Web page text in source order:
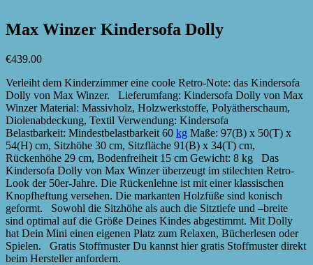
Max Winzer Kindersofa Dolly
€439.00
Verleiht dem Kinderzimmer eine coole Retro-Note: das Kindersofa
Dolly von Max Winzer. Lieferumfang: Kindersofa Dolly von Max
Winzer Material: Massivholz, Holzwerkstoffe, Polyätherschaum,
Diolenabdeckung, Textil Verwendung: Kindersofa
Belastbarkeit: Mindestbelastbarkeit 60 kg Maße: 97(B) x 50(T) x
54(H) cm, Sitzhöhe 30 cm, Sitzfläche 91(B) x 34(T) cm,
Rückenhöhe 29 cm, Bodenfreiheit 15 cm Gewicht: 8 kg Das
Kindersofa Dolly von Max Winzer überzeugt im stilechten Retro-
Look der 50er-Jahre. Die Rückenlehne ist mit einer klassischen
Knopfheftung versehen. Die markanten Holzfüße sind konisch
geformt. Sowohl die Sitzhöhe als auch die Sitztiefe und –breite
sind optimal auf die Größe Deines Kindes abgestimmt. Mit Dolly
hat Dein Mini einen eigenen Platz zum Relaxen, Bücherlesen oder
Spielen. Gratis Stoffmuster Du kannst hier gratis Stoffmuster direkt
beim Hersteller anfordern.